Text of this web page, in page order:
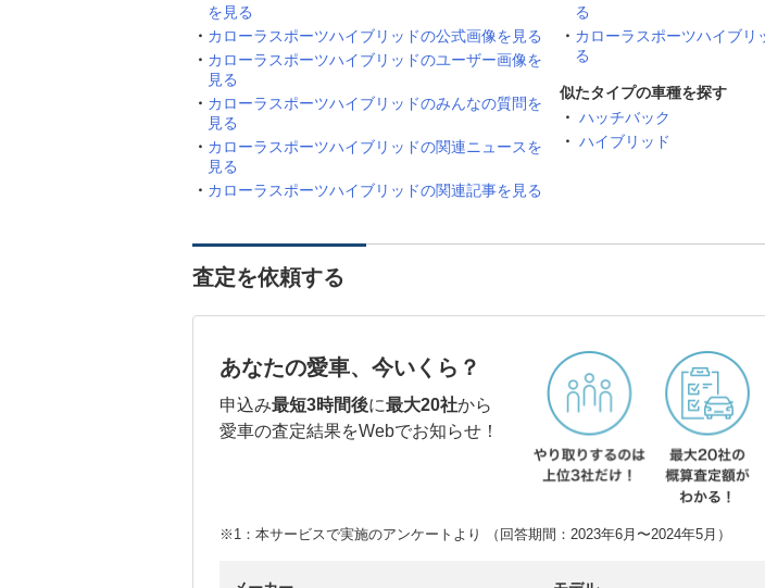
を見る
カローラスポーツハイブリッドの公式画像を見る
カローラスポーツハイブリッドのユーザー画像を
見る
カローラスポーツハイブリッドのみんなの質問を
見る
カローラスポーツハイブリッドの関連ニュースを
見る
カローラスポーツハイブリッドの関連記事を見る
る
カローラスポーツハイブリ
る
似たタイプの車種を探す
ハッチバック
ハイブリッド
査定を依頼する
あなたの愛車、今いくら？
申込み最短3時間後に最大20社から
愛車の査定結果をWebでお知らせ！
※1：本サービスで実施のアンケートより （回答期間：2023年6月〜2024年5月）